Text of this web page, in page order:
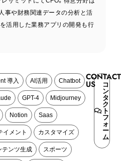
導入 AI活用 Chatbot
GPT-4 Midjourney
Notion Saas
イメント カスタマイズ
テンツ生成 スポーツ
CONTACT
US
コ
ン
タ
ク
ト
フ
ォ
ー
ム
事や財務関連データの分析と活
活用した業務アプリの開発も行